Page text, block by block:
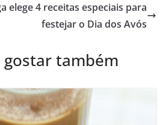
elege 4 receitas especiais para
festejar o Dia dos Avós
gostar também